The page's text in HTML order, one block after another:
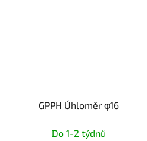
GPPH Úhloměr φ16
Do 1-2 týdnů